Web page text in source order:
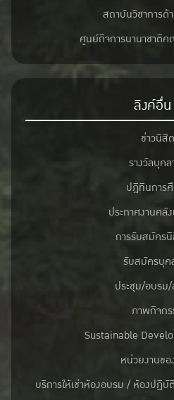
สถาบันวิชาการ
ศูนย์กิจการนานาชาติค
ลิงค์อื่
ข่าวนิสิต
รางวัลบุค
ปฎิทินการ
ประกาศงานคลั
การรับสมัคร
รับสมัครบุค
ประชุม/อบรม
ภาพกิจก
Sustainable
หน่วยงานข
บริการให้เช่าห้องอบรม / ห้องปฏิ